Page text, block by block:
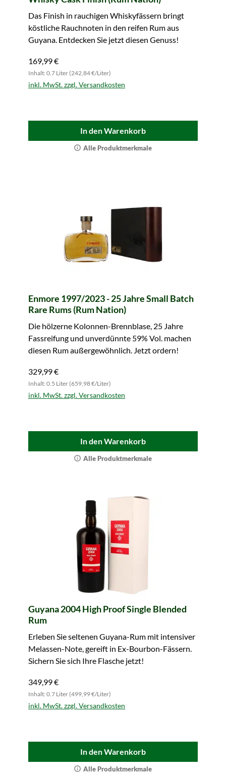
Das Finish in rauchigen Whiskyfässern bringt
köstliche Rauchnoten in den reifen Rum aus
Guyana. Entdecken Sie jetzt diesen Genuss!
169,99 €
Inhalt: 0.7 Liter (242,84 €/Liter)
inkl. MwSt. zzgl. Versandkosten
In den Warenkorb
Alle Produktmerkmale
Enmore 1997/2023 - 25 Jahre Small Batch
Rare Rums (Rum Nation)
Die hölzerne Kolonnen-Brennblase, 25 Jahre
Fassreifung und unverdünnte 59% Vol. machen
diesen Rum außergewöhnlich. Jetzt ordern!
329,99 €
Inhalt: 0.5 Liter (659,98 €/Liter)
inkl. MwSt. zzgl. Versandkosten
In den Warenkorb
Alle Produktmerkmale
Guyana 2004 High Proof Single Blended
Rum
Erleben Sie seltenen Guyana-Rum mit intensiver
Melassen-Note, gereift in Ex-Bourbon-Fässern.
Sichern Sie sich Ihre Flasche jetzt!
349,99 €
Inhalt: 0.7 Liter (499,99 €/Liter)
inkl. MwSt. zzgl. Versandkosten
In den Warenkorb
Alle Produktmerkmale